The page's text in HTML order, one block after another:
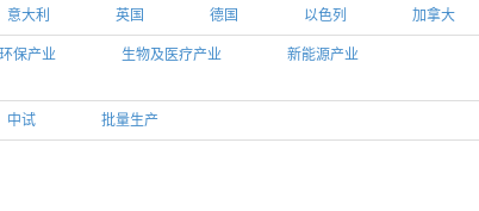
意大利 英国 德国 以色列 加拿大
保产业 生物及医疗产业
新能源产业
中试 批量生产